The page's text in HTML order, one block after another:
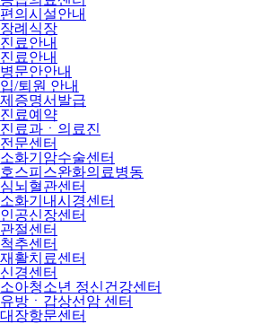
편의시설안내
장례식장
진료안내
진료안내
병문안안내
입/퇴원 안내
제증명서발급
진료예약
진료과ㆍ의료진
전문센터
소화기암수술센터
호스피스완화의료병동
심뇌혈관센터
소화기내시경센터
인공신장센터
관절센터
척추센터
재활치료센터
신경센터
소아청소년 정신건강센터
유방ㆍ갑상선암 센터
대장항문센터